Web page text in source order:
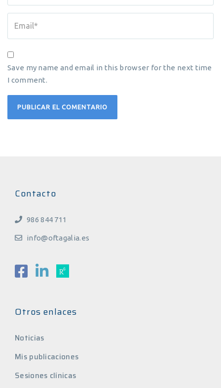
Save my name and email in this browser for the next time
I comment.
Contacto
986 844 711
info@oftagalia.es
Otros enlaces
Noticias
Mis publicaciones
Sesiones clínicas